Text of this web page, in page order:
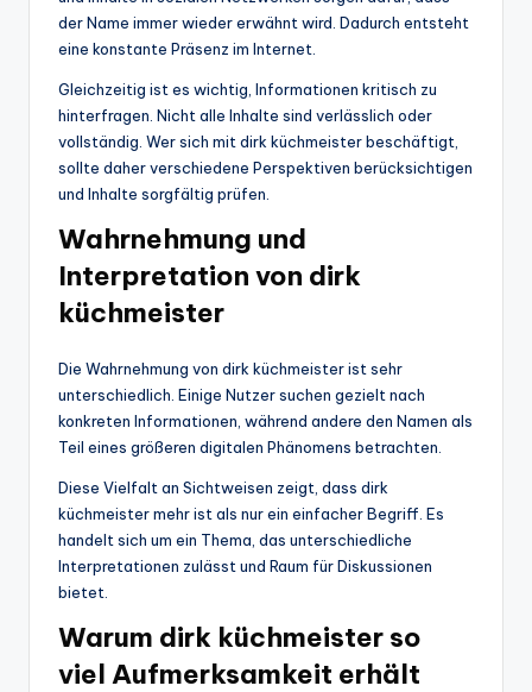
der Name immer wieder erwähnt wird. Dadurch entsteht
eine konstante Präsenz im Internet.
Gleichzeitig ist es wichtig, Informationen kritisch zu
hinterfragen. Nicht alle Inhalte sind verlässlich oder
vollständig. Wer sich mit dirk küchmeister beschäftigt,
sollte daher verschiedene Perspektiven berücksichtigen
und Inhalte sorgfältig prüfen.
Wahrnehmung und
Interpretation von dirk
küchmeister
Die Wahrnehmung von dirk küchmeister ist sehr
unterschiedlich. Einige Nutzer suchen gezielt nach
konkreten Informationen, während andere den Namen als
Teil eines größeren digitalen Phänomens betrachten.
Diese Vielfalt an Sichtweisen zeigt, dass dirk
küchmeister mehr ist als nur ein einfacher Begriff. Es
handelt sich um ein Thema, das unterschiedliche
Interpretationen zulässt und Raum für Diskussionen
bietet.
Warum dirk küchmeister so
viel Aufmerksamkeit erhält